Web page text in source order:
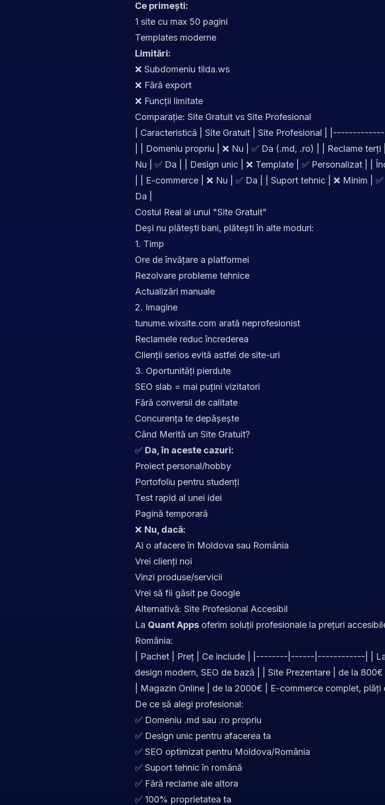
Ce primești:
1 site cu max 50 pagini
Templates moderne
Limitări:
❌ Subdomeniu tilda.ws
❌ Fără export
❌ Funcții limitate
Comparație: Site Gratuit vs Site Profesional
| Caracteristică | Site Gratuit | Site Profesional |
| | Domeniu propriu | ❌ Nu | ✅ Da (.md, .ro) | | Reclame
Nu | ✅ Da | | Design unic | ❌ Template | ✅ Personalizat | |
| | E-commerce | ❌ Nu | ✅ Da | | Suport tehnic | ❌ Minim |
Da |
Costul Real al unui "Site Gratuit"
Deși nu plătești bani, plătești în alte moduri:
1. Timp
Ore de învățare a platformei
Rezolvare probleme tehnice
Actualizări manuale
2. Imagine
tunume.wixsite.com arată neprofesionist
Reclamele reduc încrederea
Clienții serios evită astfel de site-uri
3. Oportunități pierdute
SEO slab = mai puțini vizitatori
Fără conversii de calitate
Concurența te depășește
Când Merită un Site Gratuit?
✅ Da, în aceste cazuri:
Proiect personal/hobby
Portofoliu pentru studenți
Test rapid al unei idei
Pagină temporară
❌ Nu, dacă:
Ai o afacere în Moldova sau România
Vrei clienți noi
Vinzi produse/servicii
Vrei să fii găsit pe Google
Alternativă: Site Profesional Accesibil
La Quant Apps oferim soluții profesionale la prețuri
România:
| Pachet | Preț | Ce include | |--------|------|------------| |
design modern, SEO de bază | | Site Prezentare | de la
| Magazin Online | de la 2000€ | E-commerce complet, plăți
De ce să alegi profesional:
✅ Domeniu .md sau .ro propriu
✅ Design unic pentru afacerea ta
✅ SEO optimizat pentru Moldova/România
✅ Suport tehnic în română
✅ Fără reclame ale altora
✅ 100% proprietatea ta